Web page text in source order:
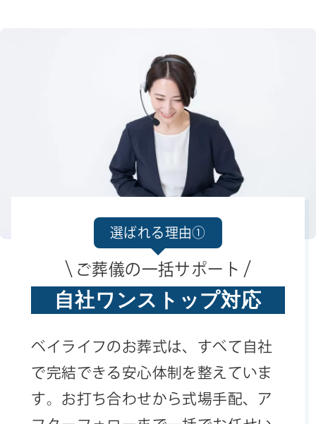
選ばれる理由①
ご葬儀の一括サポート
自社ワンストップ対応
ベイライフのお葬式は、すべて自社
で完結できる安心体制を整えていま
す。お打ち合わせから式場手配、ア